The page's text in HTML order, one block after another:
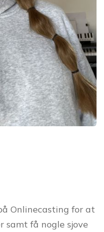
Onlinecasting for at
samt få nogle sjove